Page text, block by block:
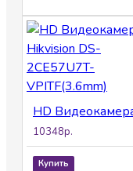
10348р.
Купить